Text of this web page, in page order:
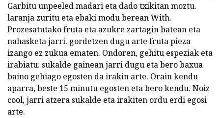
Garbitu unpeeled madari eta dado txikitan moztu.
laranja zuritu eta ebaki modu berean With.
Prozesatutako fruta eta azukre zartagin batean eta
nahasketa jarri. gordetzen dugu arte fruta pieza
izango ez zukua ematen. Ondoren, gehitu espeziak eta
irabiatu. sukalde gainean jarri dugu eta bero baxua
baino gehiago egosten da irakin arte. Orain kendu
aparra, beste 15 minutu egosten eta bero kendu. Noiz
cool, jarri atzera sukalde eta irakiten ordu erdi egosi
arte.